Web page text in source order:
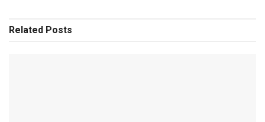
Related Posts